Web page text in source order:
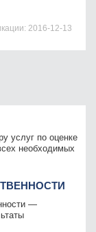
2016-12-13
услуг по оценке
необходимых
—